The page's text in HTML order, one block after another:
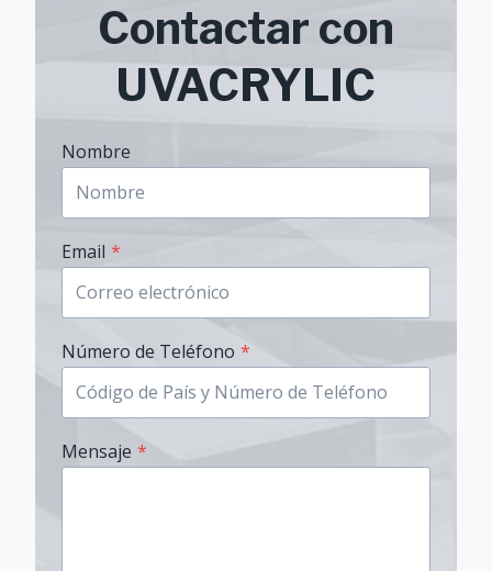
Contactar con
UVACRYLIC
Nombre
Email *
Número de Teléfono *
Mensaje *